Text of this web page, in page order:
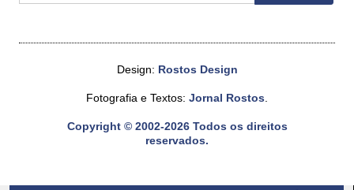
Design: Rostos Design
Fotografia e Textos: Jornal Rostos.
Copyright © 2002-2026 Todos os direitos
reservados.